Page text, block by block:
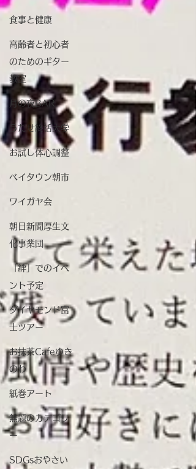
食事と健康
高齢者と初心者
のためのギター
教室
月の夜BAR
うたせ終活大学
お試し体心調整
ベイタウン朝市
ワイガヤ会
朝日新聞厚生文
化事業団
「絆」でのイベ
ント予定
ダイヤモンド富
士ツアー
お抹茶Cafeゆき
のわ
紙巻アート
無題のカテゴリ
ー
SDGsおやさい